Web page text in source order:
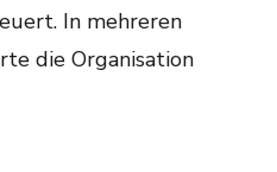
In mehreren
die Organisation